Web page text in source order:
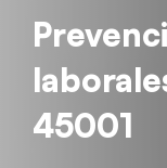
45001